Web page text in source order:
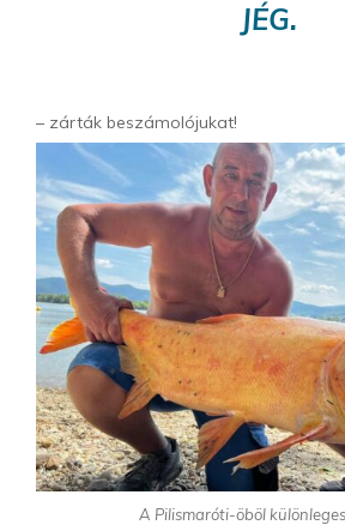
JÉG.
– zárták beszámolójukat!
A Pilismaróti-öböl